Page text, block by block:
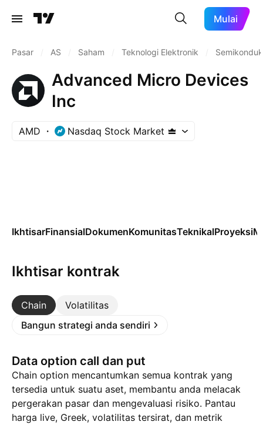
Mulai
Pasar AS Saham Teknologi Elektronik
Advanced Micro Devices
Inc
AMD Nasdaq Stock Market
IkhtisarFinansialDokumenKomunitasTeknikalProyeksi
Ikhtisar kontrak
Chain
Volatilitas
Bangun strategi anda sendiri
Data option call dan put
Chain option mencantumkan semua kontrak yang
tersedia untuk suatu aset, membantu anda melacak
pergerakan pasar dan mengevaluasi risiko. Pantau
harga live, Greek, volatilitas tersirat, dan metrik